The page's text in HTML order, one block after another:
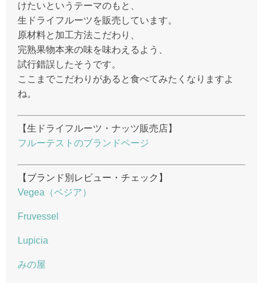
けたいというテーマのもと、
生ドライフルーツを販売しています。
原材料と加工方法こだわり、
完熟果物本来の味を味わえるよう、
試行錯誤したそうです。
ここまでこだわりがあると食べてみたくなりますよ
ね。
【生ドライフルーツ・ナッツ販売店】
フルーテストのブランドページ
【ブランド別レビュー・チェック】
Vegea（ベジア）
Fruvessel
Lupicia
みの屋